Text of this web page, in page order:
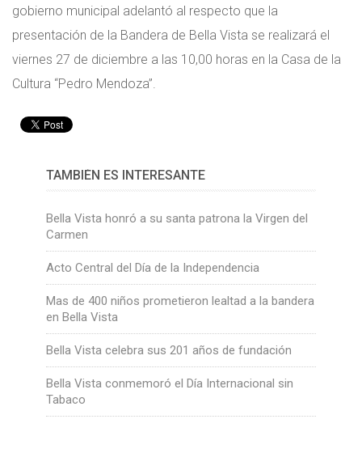
gobierno municipal adelantó al respecto que la
presentación de la Bandera de Bella Vista se realizará el
viernes 27 de diciembre a las 10,00 horas en la Casa de la
Cultura “Pedro Mendoza”.
TAMBIÉN ES INTERESANTE
Bella Vista honró a su santa patrona la Virgen del
Carmen
Acto Central del Día de la Independencia
Mas de 400 niños prometieron lealtad a la bandera
en Bella Vista
Bella Vista celebra sus 201 años de fundación
Bella Vista conmemoró el Día Internacional sin
Tabaco